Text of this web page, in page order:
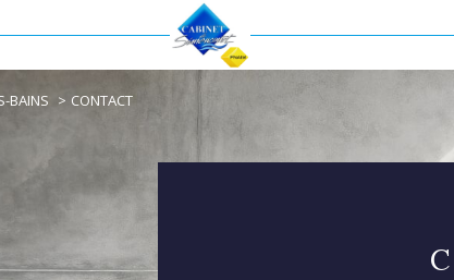
Estimer
Voir les145annonces
BAINS CONTACT